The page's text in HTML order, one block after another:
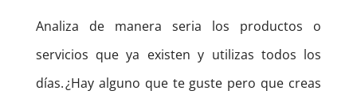
Analiza de manera seria los productos o
servicios que ya existen y utilizas todos los
días.¿Hay alguno que te guste pero que creas